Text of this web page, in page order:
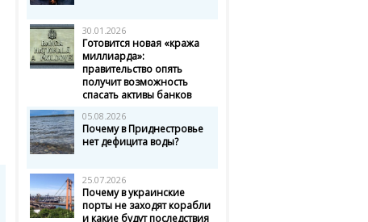
30.01.2026
Готовится новая «кража
миллиарда»:
правительство опять
получит возможность
спасать активы банков
05.08.2026
Почему в Приднестровье
нет дефицита воды?
25.07.2026
Почему в украинские
порты не заходят корабли
и какие будут последствия